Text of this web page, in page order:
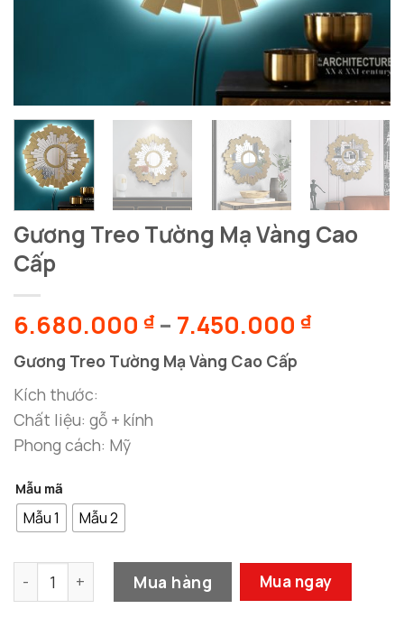
Gương Treo Tường Mạ Vàng Cao
Cấp
6.680.000 ₫ – 7.450.000 ₫Khoảng
Gương Treo Tường Mạ Vàng Cao Cấp
Kích thước:
Chất liệu: gỗ + kính
Phong cách: Mỹ
Mẫu mã
Mẫu 1 Mẫu 2
Gương Treo Tường Mạ Vàng Cao Cấp số lượng
Mua hàng Mua ngay